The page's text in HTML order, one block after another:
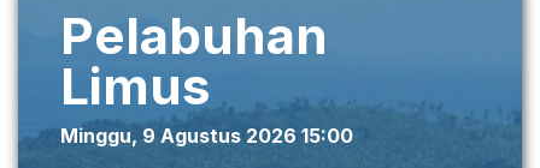
Pelabuhan
Limus
Minggu, 9 Agustus 2026 15:00